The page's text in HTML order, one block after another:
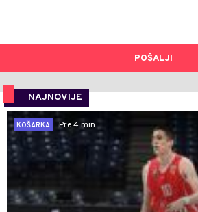
POŠALJI
NAJNOVIJE
KOŠARKA
Pre 4 min